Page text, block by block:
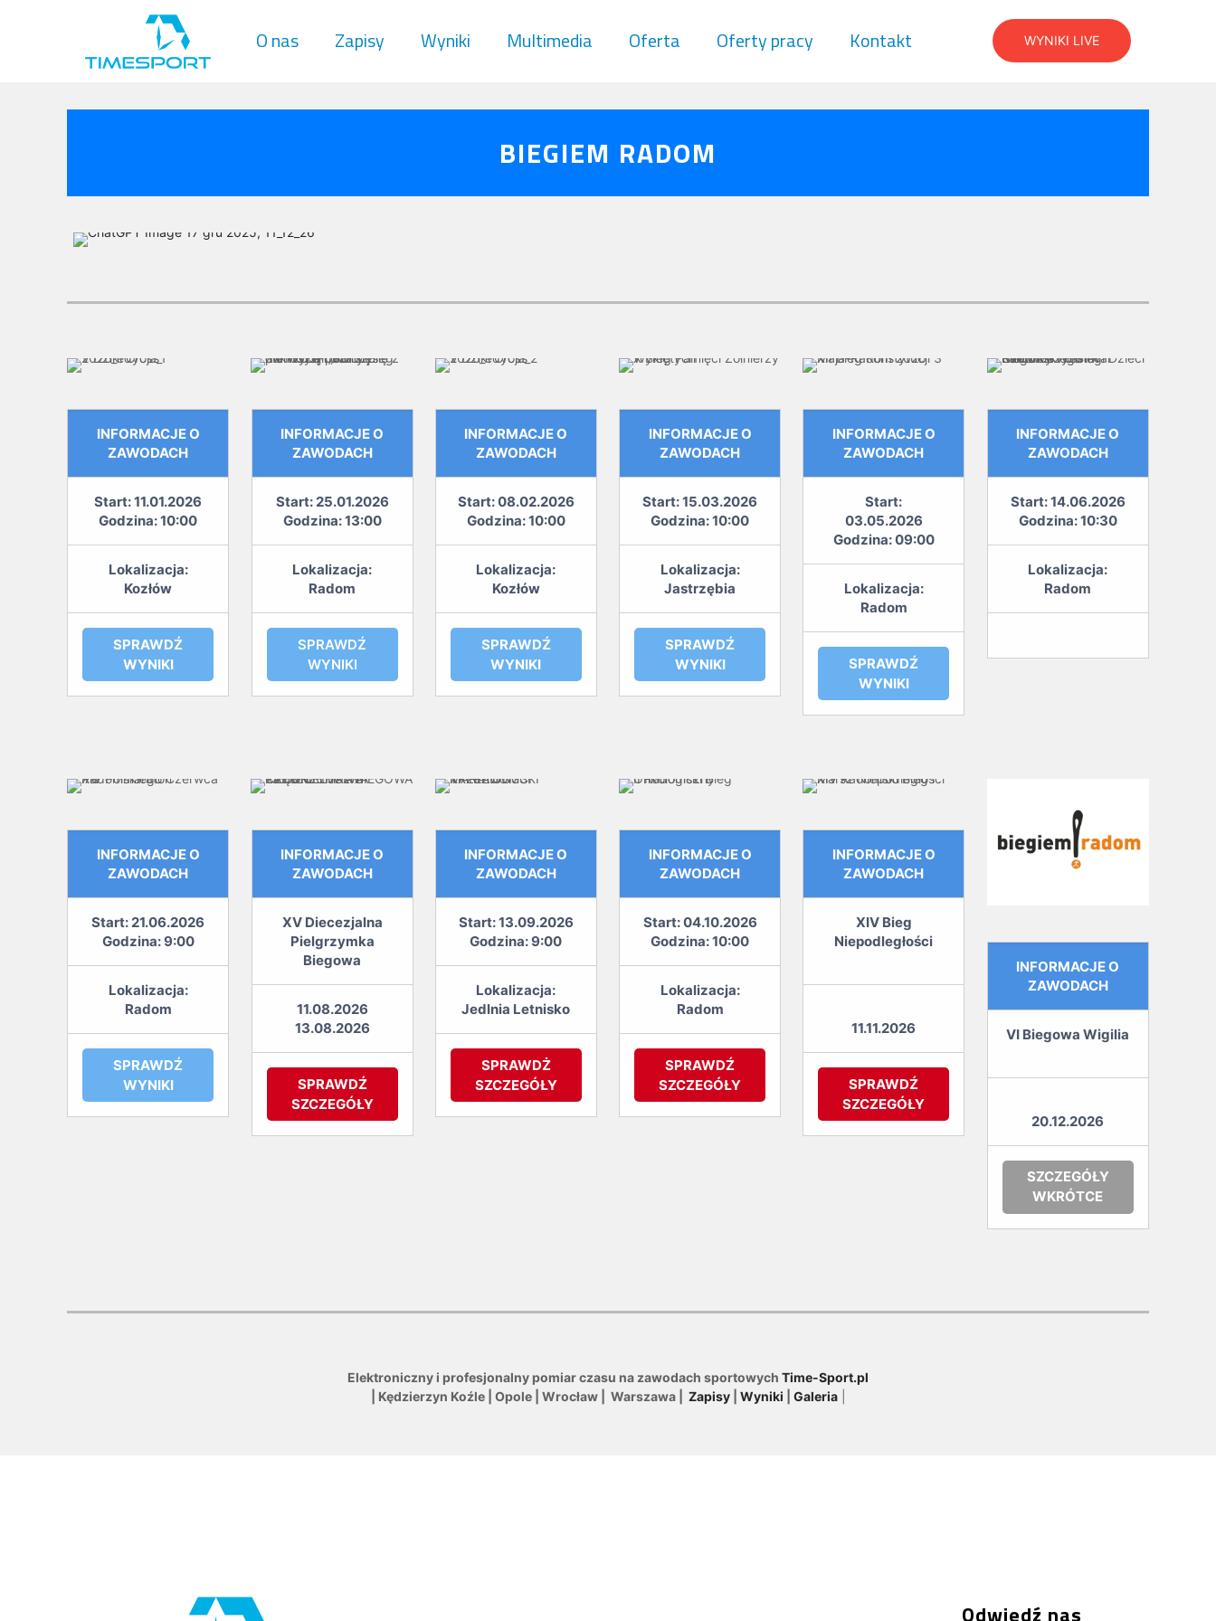
O nas Zapisy Wyniki Multimedia Oferta Oferty pracy Kontakt WYNIKI LIVE
BIEGIEM RADOM
INFORMACJE O
ZAWODACH
Start: 11.01.2026
Godzina: 10:00
Lokalizacja:
Kozłów
SPRAWDŹ
WYNIKI
INFORMACJE O
ZAWODACH
Start: 25.01.2026
Godzina: 13:00
Lokalizacja:
Radom
SPRAWDŹ
WYNIKI
INFORMACJE O
ZAWODACH
Start: 08.02.2026
Godzina: 10:00
Lokalizacja:
Kozłów
SPRAWDŹ
WYNIKI
INFORMACJE O
ZAWODACH
Start: 15.03.2026
Godzina: 10:00
Lokalizacja:
Jastrzębia
SPRAWDŹ
WYNIKI
INFORMACJE O
ZAWODACH
Start:
03.05.2026
Godzina: 09:00
Lokalizacja:
Radom
SPRAWDŹ
WYNIKI
INFORMACJE O
ZAWODACH
Start: 14.06.2026
Godzina: 10:30
Lokalizacja:
Radom
INFORMACJE O
ZAWODACH
Start: 21.06.2026
Godzina: 9:00
Lokalizacja:
Radom
SPRAWDŹ
WYNIKI
INFORMACJE O
ZAWODACH
XV Diecezjalna
Pielgrzymka
Biegowa
11.08.2026
13.08.2026
SPRAWDŹ
SZCZEGÓŁY
INFORMACJE O
ZAWODACH
Start: 13.09.2026
Godzina: 9:00
Lokalizacja:
Jedlnia Letnisko
SPRAWDŻ
SZCZEGÓŁY
INFORMACJE O
ZAWODACH
Start: 04.10.2026
Godzina: 10:00
Lokalizacja:
Radom
SPRAWDŹ
SZCZEGÓŁY
INFORMACJE O
ZAWODACH
XIV Bieg
Niepodległości
11.11.2026
SPRAWDŹ
SZCZEGÓŁY
INFORMACJE O
ZAWODACH
VI Biegowa Wigilia
20.12.2026
SZCZEGÓŁY
WKRÓTCE
Elektroniczny i profesjonalny pomiar czasu na zawodach sportowych Time-Sport.pl
| Kędzierzyn Koźle | Opole | Wrocław | Warszawa | Zapisy| Wyniki Galeria|
Odwiedź nas